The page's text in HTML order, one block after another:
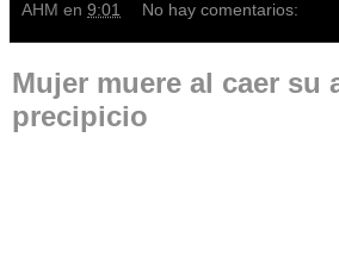
AHM en 9:01 No hay comentarios:
Mujer muere al caer su
precipicio